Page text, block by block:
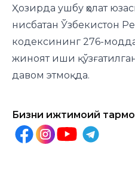
Ҳозирда ушбу ҳолат
нисбатан Ўзбекистон
кодексининг 276-
жиноят иши
давом этмоқда.
Бизни ижтимоий